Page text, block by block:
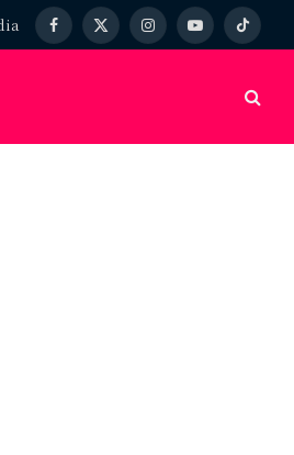
Facebook
X
InstagramYouTubeTikTok